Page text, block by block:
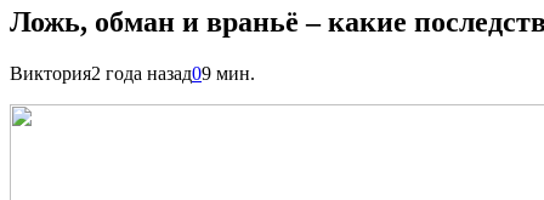
Ложь, обман и враньё – какие
Виктория2 года назад09 мин.